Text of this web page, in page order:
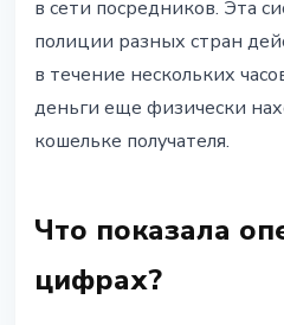
в сети посредников. Эта
полиции разных стран
в течение нескольких
деньги еще физически
кошельке получателя.
Что показала
цифрах?